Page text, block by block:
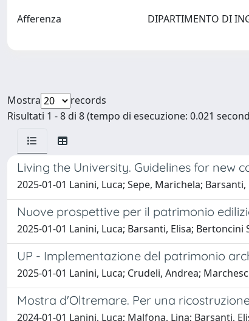
Afferenza DIPARTIMENTO DI
Mostra
records
Risultati 1 - 8 di 8 (tempo di esecuzione: 0.021
Living the University. Guidelines for new
2025-01-01 Lanini, Luca; Sepe, Marichela;
Nuove prospettive per il patrimonio
2025-01-01 Lanini, Luca; Barsanti, Elisa;
UP - Implementazione del patrimonio
2025-01-01 Lanini, Luca; Crudeli, Andrea;
Mostra d'Oltremare. Per una
2024-01-01 Lanini, Luca; Malfona, Lina; Barsanti,